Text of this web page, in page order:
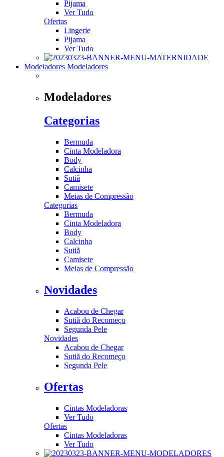
Pijama
Ver Tudo
Ofertas
Lingerie
Pijama
Ver Tudo
Modeladores Modeladores
Modeladores
Categorias
Bermuda
Cinta Modeladora
Body
Calcinha
Sutiã
Camisete
Meias de Compressão
Categorias
Bermuda
Cinta Modeladora
Body
Calcinha
Sutiã
Camisete
Meias de Compressão
Novidades
Acabou de Chegar
Sutiã do Recomeço
Segunda Pele
Novidades
Acabou de Chegar
Sutiã do Recomeço
Segunda Pele
Ofertas
Cintas Modeladoras
Ver Tudo
Ofertas
Cintas Modeladoras
Ver Tudo